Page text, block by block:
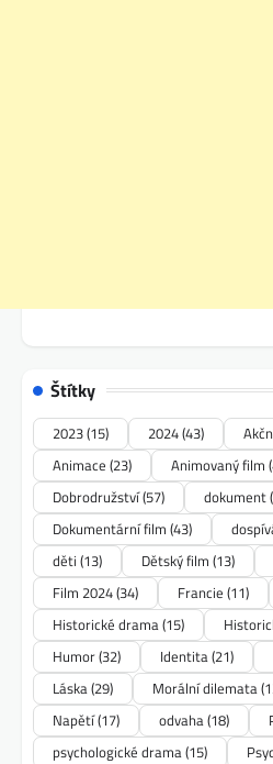
Štítky
2023(15) 2024(43)
Animace (23) Animovaný film
Dobrodružství(57) dokument
Dokumentární film (43)
děti (13) Dětský film (13)
Film 2024(34) Francie (11)
Historické drama(15)
Humor(32) Identita(21)
Láska(29) Morální dilemata
Napětí(17) odvaha(18)
psychologické drama(15)